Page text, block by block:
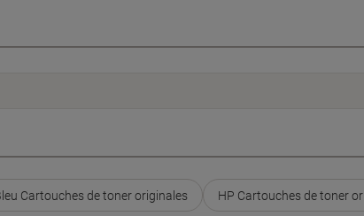
Cartouches de toner originales HP Cartouches de toner